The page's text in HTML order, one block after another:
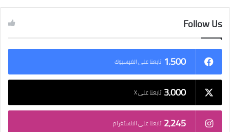
Follow Us
1٬500 تابعنا على الفيسبوك
3٬000 تابعنا على X
2٬245 تابعنا على الانستغرام